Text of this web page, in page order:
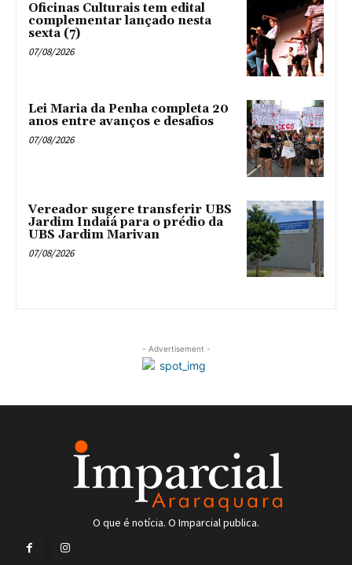
Oficinas Culturais tem edital
complementar lançado nesta
sexta (7)
07/08/2026
Lei Maria da Penha completa 20
anos entre avanços e desafios
07/08/2026
Vereador sugere transferir UBS
Jardim Indaiá para o prédio da
UBS Jardim Marivan
07/08/2026
- Advertisement -
O que é notícia. O Imparcial publica.